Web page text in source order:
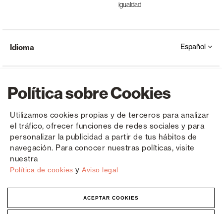
Política sobre Cookies
Utilizamos cookies propias y de terceros para analizar
el tráfico, ofrecer funciones de redes sociales y para
personalizar la publicidad a partir de tus hábitos de
navegación. Para conocer nuestras políticas, visite
nuestra
Política de cookies y Aviso legal
ACEPTAR COOKIES
igualdad
Copyright © Saxun 2023 - 2026 Política de privacidad Aviso legal Cookies
Idioma Español